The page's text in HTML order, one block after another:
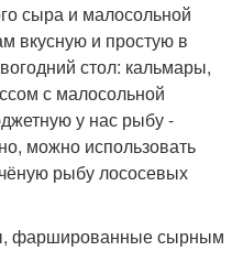
сыра и малосольной
вкусную и простую в
стол: кальмары,
с малосольной
у нас рыбу -
можно использовать
рыбу лососевых
фаршированные сырным